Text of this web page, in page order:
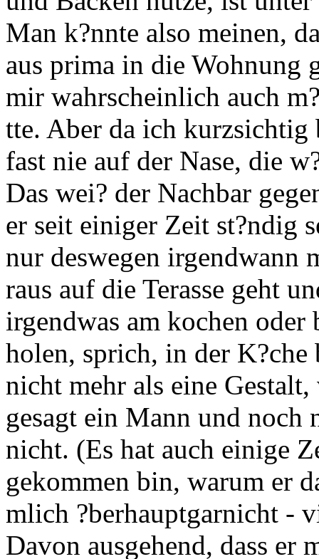
Man k?nnte also meinen,
aus prima in die Wohnung
mir wahrscheinlich auch
tte. Aber da ich
fast nie auf der Nase, die
Das wei? der Nachbar
er seit einiger Zeit st?ndig
nur deswegen irgendwann
raus auf die Terasse geht
irgendwas am kochen oder
holen, sprich, in der
nicht mehr als eine
gesagt ein Mann und noch
nicht. (Es hat auch einige
gekommen bin, warum er
mlich ?berhauptgarnicht -
Davon ausgehend, dass er